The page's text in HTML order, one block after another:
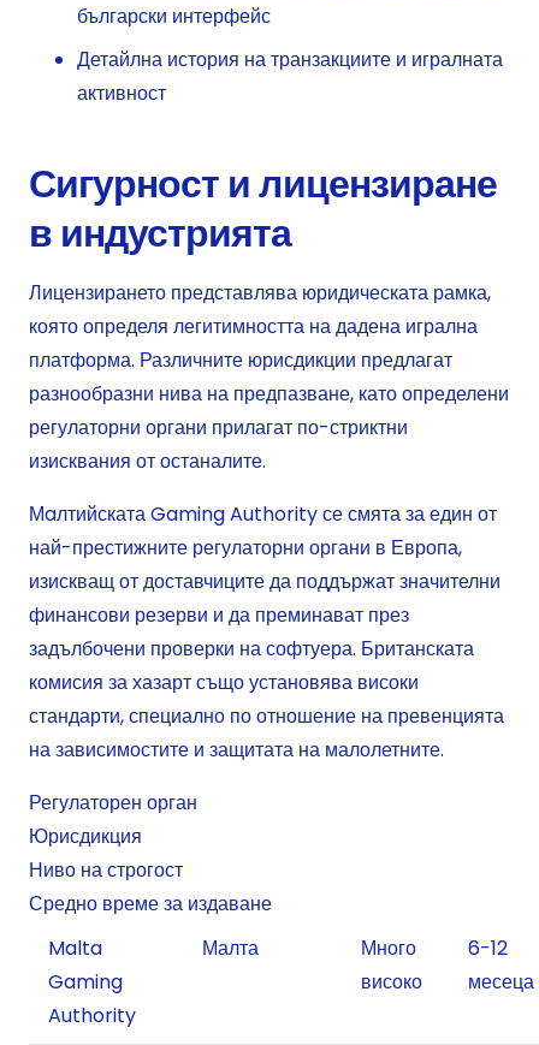
български интерфейс
Детайлна история на транзакциите и игралната
активност
Сигурност и лицензиране
в индустрията
Лицензирането представлява юридическата рамка,
която определя легитимността на дадена игрална
платформа. Различните юрисдикции предлагат
разнообразни нива на предпазване, като определени
регулаторни органи прилагат по-стриктни
изисквания от останалите.
Мaлтийската Gaming Authority се смята за един от
най-престижните регулаторни органи в Европа,
изискващ от доставчиците да поддържат значителни
финансови резерви и да преминават през
задълбочени проверки на софтуера. Британската
комисия за хазарт също установява високи
стандарти, специално по отношение на превенцията
на зависимостите и защитата на малолетните.
Регулаторен орган
Юрисдикция
Ниво на строгост
Средно време за издаване
Malta
Gaming
Authority
Малта
Много
високо
6-12
месеца